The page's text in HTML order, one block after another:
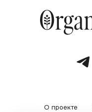
О проекте